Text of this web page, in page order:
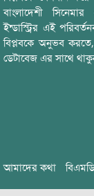
বাংলাদেশী সিনেমার
ইন্ডাস্ট্রির এই
বিপ্লবকে অনুভব করতে,
ডেটাবেজ এর সাথে
আমাদের কথা